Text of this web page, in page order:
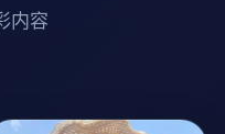
内容